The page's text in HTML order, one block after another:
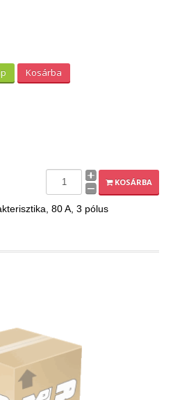
Kosárba
KOSÁRBA
80 A, 3 pólus